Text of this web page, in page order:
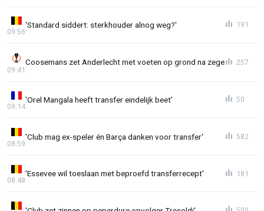
'Standard siddert: sterkhouder alnog weg?'
09:56
191
Coosemans zet Anderlecht met voeten op grond na zege
09:41
257
'Orel Mangala heeft transfer eindelijk beet'
09:14
50
'Club mag ex-speler én Barça danken voor transfer'
08:59
582
'Essevee wil toeslaan met beproefd transferrecept'
08:48
181